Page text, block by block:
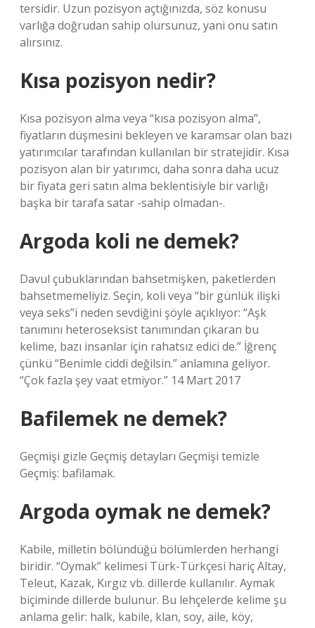
tersidir. Uzun pozisyon açtığınızda, söz konusu
varlığa doğrudan sahip olursunuz, yani onu satın
alırsınız.
Kısa pozisyon nedir?
Kısa pozisyon alma veya “kısa pozisyon alma”,
fiyatların düşmesini bekleyen ve karamsar olan bazı
yatırımcılar tarafından kullanılan bir stratejidir. Kısa
pozisyon alan bir yatırımcı, daha sonra daha ucuz
bir fiyata geri satın alma beklentisiyle bir varlığı
başka bir tarafa satar -sahip olmadan-.
Argoda koli ne demek?
Davul çubuklarından bahsetmişken, paketlerden
bahsetmemeliyiz. Seçin, koli veya “bir günlük ilişki
veya seks”i neden sevdiğini şöyle açıklıyor: “Aşk
tanımını heteroseksist tanımından çıkaran bu
kelime, bazı insanlar için rahatsız edici de.” İğrenç
çünkü “Benimle ciddi değilsin.” anlamına geliyor.
“Çok fazla şey vaat etmiyor.” 14 Mart 2017
Bafilemek ne demek?
Geçmişi gizle Geçmiş detayları Geçmişi temizle
Geçmiş: bafilamak.
Argoda oymak ne demek?
Kabile, milletin bölündüğü bölümlerden herhangi
biridir. “Oymak” kelimesi Türk-Türkçesi hariç Altay,
Teleut, Kazak, Kırgız vb. dillerde kullanılır. Aymak
biçiminde dillerde bulunur. Bu lehçelerde kelime şu
anlama gelir: halk, kabile, klan, soy, aile, köy,